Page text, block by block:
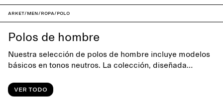
ARKET/Men/Ropa/Polo
Polos de hombre
Nuestra selección de polos de hombre incluye modelos
básicos en tonos neutros. La colección, diseñada
para el armario de diario.
Ver todo